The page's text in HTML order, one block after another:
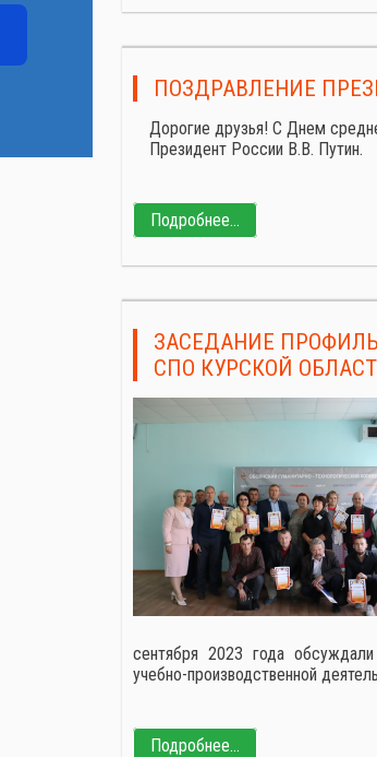
ПОЗДРАВЛЕНИЕ
Дорогие друзья! С Днем
Президент России В.В. Путин.
Подробнее...
ЗАСЕДАНИЕ
СПО КУРСКОЙ
сентября 2023 года
учебно-производственной
Подробнее...